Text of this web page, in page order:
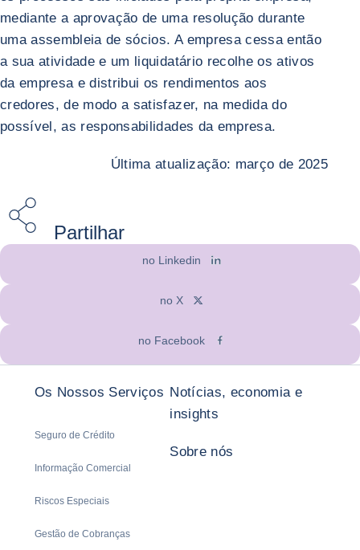
mediante a aprovação de uma resolução durante
uma assembleia de sócios. A empresa cessa então
a sua atividade e um liquidatário recolhe os ativos
da empresa e distribui os rendimentos aos
credores, de modo a satisfazer, na medida do
possível, as responsabilidades da empresa.
Última atualização: março de 2025
Partilhar
no Linkedin
no X
no Facebook
Os Nossos Serviços
Seguro de Crédito
Informação Comercial
Riscos Especiais
Gestão de Cobranças
Notícias, economia e
insights
Sobre nós